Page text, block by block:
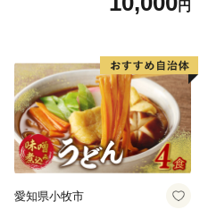
円
愛知県小牧市